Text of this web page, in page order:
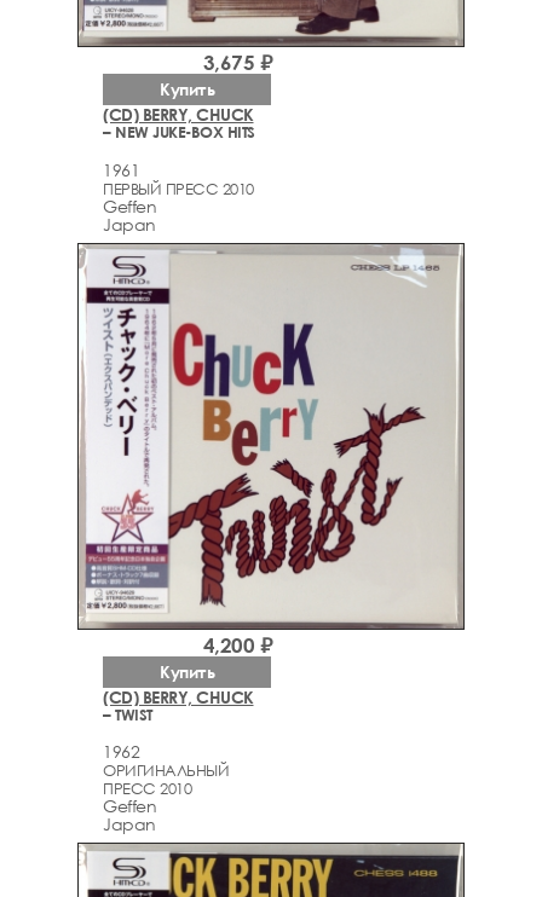
(CD) BERRY, CHUCK
– NEW JUKE-BOX HITS
1961
ПЕРВЫЙ ПРЕСС 2010
Geffen
Japan
3,675 ₽
Купить
(CD) BERRY, CHUCK
– TWIST
1962
ОРИГИНАЛЬНЫЙ
ПРЕСС 2010
Geffen
Japan
4,200 ₽
Купить